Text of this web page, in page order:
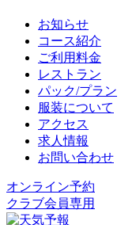
お知らせ
コース紹介
ご利用料金
レストラン
パック/プラン
服装について
アクセス
求人情報
お問い合わせ
オンライン予約
クラブ会員専用